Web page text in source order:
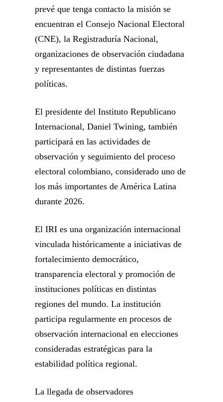
prevé que tenga contacto la misión se
encuentran el Consejo Nacional Electoral
(CNE), la Registraduría Nacional,
organizaciones de observación ciudadana
y representantes de distintas fuerzas
políticas.
El presidente del Instituto Republicano
Internacional, Daniel Twining, también
participará en las actividades de
observación y seguimiento del proceso
electoral colombiano, considerado uno de
los más importantes de América Latina
durante 2026.
El IRI es una organización internacional
vinculada históricamente a iniciativas de
fortalecimiento democrático,
transparencia electoral y promoción de
instituciones políticas en distintas
regiones del mundo. La institución
participa regularmente en procesos de
observación internacional en elecciones
consideradas estratégicas para la
estabilidad política regional.
La llegada de observadores